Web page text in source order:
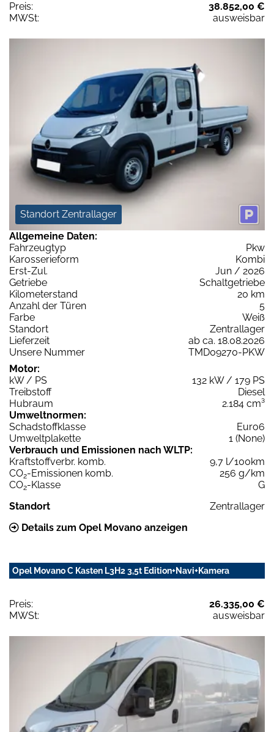
Preis:
38.852,00 €
MWSt:
ausweisbar
Standort Zentrallager
Allgemeine Daten:
Fahrzeugtyp
Pkw
Karosserieform
Kombi
Erst-Zul.
Jun / 2026
Getriebe
Schaltgetriebe
Kilometerstand
20 km
Anzahl der Türen
5
Farbe
Weiß
Standort
Zentrallager
Lieferzeit
ab ca. 18.08.2026
Unsere Nummer
TMD09270-PKW
Motor:
kW / PS
132 kW / 179 PS
Treibstoff
Diesel
Hubraum
2.184 cm³
Umweltnormen:
Schadstoffklasse
Euro6
Umweltplakette
1 (None)
Verbrauch und Emissionen nach WLTP:
Kraftstoffverbr. komb.
9,7 l/100km
CO2-Emissionen komb.
256 g/km
CO2-Klasse
G
Standort
Zentrallager
Details zum Opel Movano anzeigen
Opel Movano C Kasten L3H2 3,5t Edition+Navi+Kamera
Preis:
26.335,00 €
MWSt:
ausweisbar